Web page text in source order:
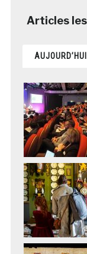
AUJOURD’HUI